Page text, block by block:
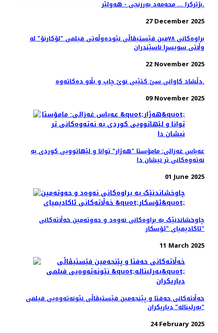
بژێركرا ... محه‌مه‌د به‌رزنجی - هه‌ولێر.
27 December 2025
براوه‌کانی ٧٨مین فێستیڤاڵی نێوده‌وڵه‌تی فیلمی "لۆکارنۆ" له
وڵاتی سویسڕا ناسێندران
22 November 2025
دڵشاد کاوانى سێ کتێبى نوێ چاپ و بڵاو دەکاتەوە.
09 November 2025
عەباس غەزالی: مامۆستا "هەژار" توانا و لێهاتوویی کوردی به
نەتەوەکانی تر نیشان دا
01 June 2025
چاوخشاندنێک به براوه‌کانی نه‌وه‌د و حه‌و‌ته‌مین خه‌ڵاته‌کانی
ئاکادیمیای "ئۆسکار"
11 March 2025
خه‌ڵاته‌کانی حه‌فتا و پێنجه‌مین فێستیڤاڵی نێونه‌ته‌وه‌یی فیلمی
"بەرلیناله" دیاریکران
24 February 2025